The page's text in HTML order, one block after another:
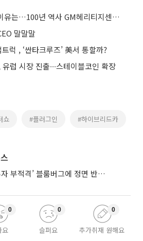
콜벳이 상어를 닮은 이유는…100년 역사 GM헤리티지센터 가보니
말말말
럭 , ‘싼타크루즈’ 美서 통할까?
럽 시장 진출∙∙∙스테이블코인 확장
쇼 #플러그인 #하이브리드카
금융위, ‘한국 증시 투자 부적격’ 블룸버그에 정면 반박…“근거 불분명”
요
0
슬퍼요
0
추가취재 원해요
0